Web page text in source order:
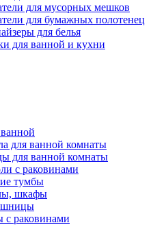
для мусорных мешков
для бумажных полотенец
для белья
для ванной и кухни
для ванной комнаты
для ванной комнаты
с раковинами
тумбы
шкафы
с раковинами